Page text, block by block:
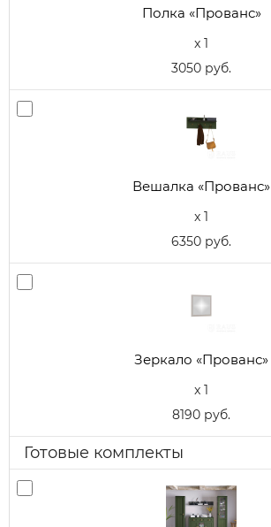
Полка «Прованс»
x 1
3050 руб.
Вешалка «Прованс»
x 1
6350 руб.
Зеркало «Прованс»
x 1
8190 руб.
Готовые комплекты